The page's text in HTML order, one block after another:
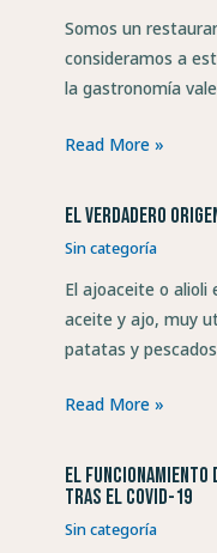
Somos un
consideramos a
la gastronomía
Read More »
El verdadero
Sin categoría
El ajoaceite o alioli
aceite y ajo, muy
patatas y
Read More »
El
tras el COVID-19
Sin categoría